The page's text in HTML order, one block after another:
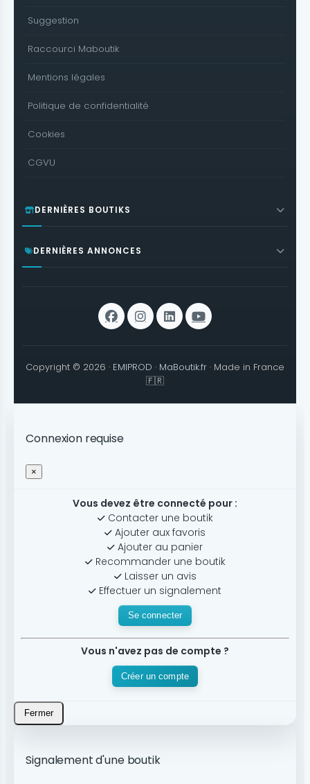
Suggestion
Raccourci Maboutik
Mentions légales
Politique de confidentialité
Cookies
CGVU
DERNIÈRES BOUTIKS
DERNIÈRES ANNONCES
Copyright © 2026 · EMIPROD · MaBoutik.fr · Made in France
🇫🇷
Connexion requise
×
Vous devez être connecté pour :
Contacter une boutik
Ajouter aux favoris
Ajouter au panier
Recommander une boutik
Laisser un avis
Effectuer un signalement
Se connecter
Vous n'avez pas de compte ?
Créer un compte
Fermer
Signalement d'une boutik